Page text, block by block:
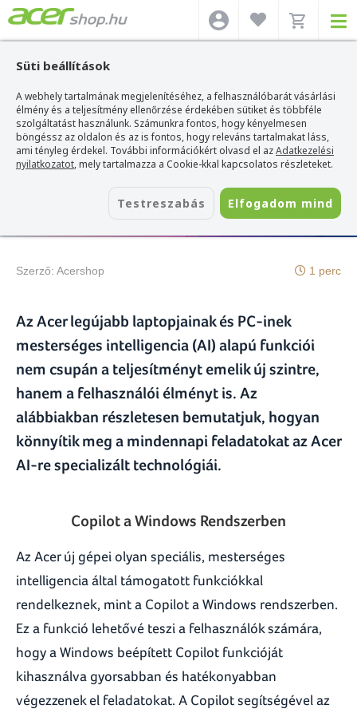
Süti beállítások
A webhely tartalmának megjelenítéséhez, a felhasználóbarát vásárlási
élmény és a teljesítmény ellenőrzése érdekében sütiket és többféle
szolgáltatást használunk. Számunkra fontos, hogy kényelmesen
böngéssz az oldalon és az is fontos, hogy releváns tartalmakat láss,
ami tényleg érdekel. További információkért olvasd el azAdatkezelési
nyilatkozatot, mely tartalmazza a Cookie-kkal kapcsolatos részleteket.
Testreszabás Elfogadom mind
Acer webshop>Hírek>Az Acer AI-re Specializált Technológiái: Innováció a
Mindennapokban
2024. augusztus 21.
Az Acer AI-re Specializált
Technológiái: Innováció a
Mindennapokban
Szerző: Acershop 1 perc
Az Acer legújabb laptopjainak és PC-inek
mesterséges intelligencia (AI) alapú funkciói
nem csupán a teljesítményt emelik új szintre,
hanem a felhasználói élményt is. Az
alábbiakban részletesen bemutatjuk, hogyan
könnyítik meg a mindennapi feladatokat az Acer
AI-re specializált technológiái.
Copilot a Windows Rendszerben
Az Acer új gépei olyan speciális, mesterséges
intelligencia által támogatott funkciókkal
rendelkeznek, mint a Copilot a Windows rendszerben.
Ez a funkció lehetővé teszi a felhasználók számára,
hogy a Windows beépített Copilot funkcióját
kihasználva gyorsabban és hatékonyabban
végezzenek el feladatokat. A Copilot segítségével az